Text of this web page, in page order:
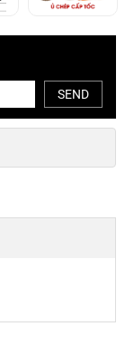
SEND